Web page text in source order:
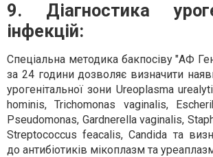
9. Діагностика
інфекцій:
Спеціальна методика бакпосіву "АФ
за 24 години дозволяє визначити
урогенітальної зони Ureoplasma
hominis, Trichomonas vaginalis,
Pseudomonas, Gardnerella vaginalis,
Streptococcus feacalis, Candida та
до антибіотиків мікоплазм та